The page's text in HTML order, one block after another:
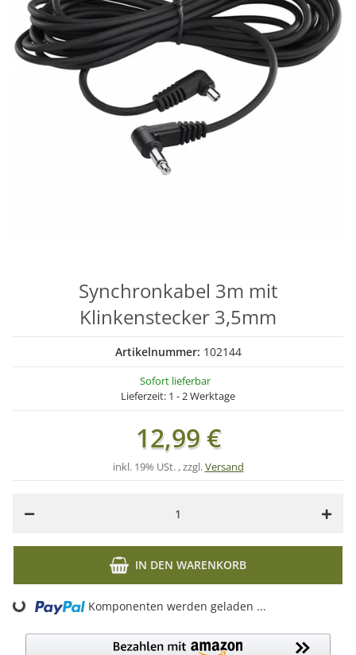
Synchronkabel 3m mit
Klinkenstecker 3,5mm
Artikelnummer: 102144
Sofort lieferbar
Lieferzeit: 1 - 2 Werktage
12,99 €
inkl. 19% USt. , zzgl.Versand
IN DEN WARENKORB
Loading... Komponenten werden geladen ...